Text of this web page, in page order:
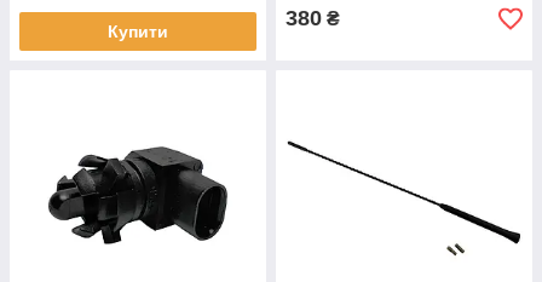
Купити
380 ₴